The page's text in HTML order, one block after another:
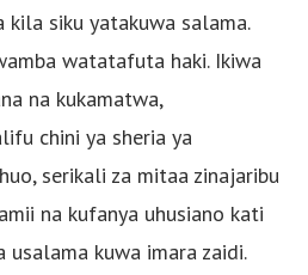
kila siku yatakuwa salama.
watatafuta haki. Ikiwa
na kukamatwa,
chini ya sheria ya
serikali za mitaa zinajaribu
na kufanya uhusiano kati
usalama kuwa imara zaidi.